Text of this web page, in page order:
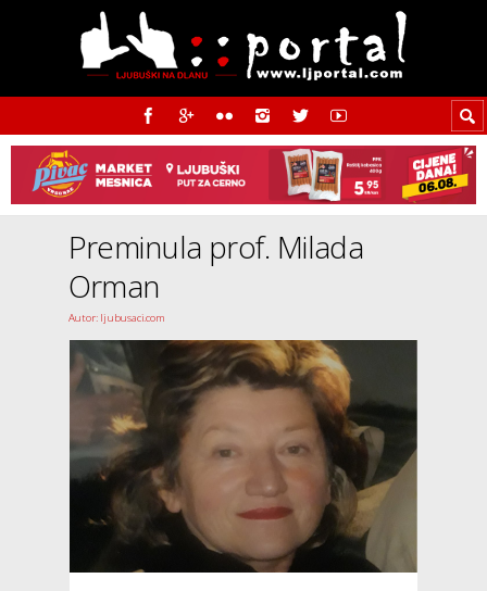
Preminula prof. Milada
Orman
Autor: ljubusaci.com